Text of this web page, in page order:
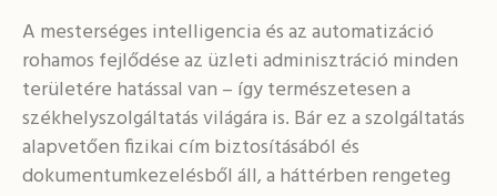
A mesterséges intelligencia és az automatizáció
rohamos fejlődése az üzleti adminisztráció minden
területére hatással van – így természetesen a
székhelyszolgáltatás világára is. Bár ez a szolgáltatás
alapvetően fizikai cím biztosításából és
dokumentumkezelésből áll, a háttérben rengeteg